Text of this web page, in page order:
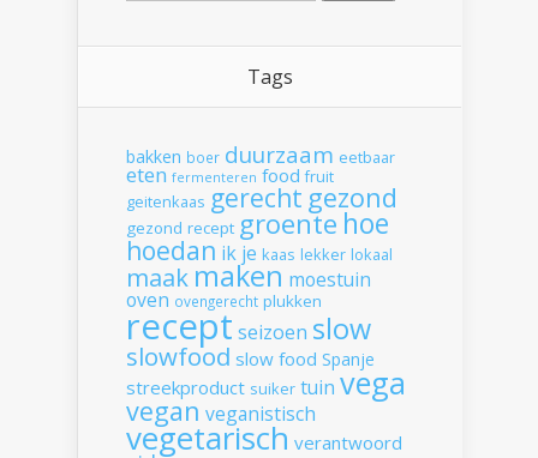
Tags
bakken boer duurzaam eetbaar
eten fermenteren food fruit
geitenkaas gerecht gezond
gezond recept groente hoe
hoedan ik je kaas lekker lokaal
maak maken moestuin
oven ovengerecht plukken
recept seizoen slow
slowfood slow food Spanje
streekproduct suiker tuin vega
vegan veganistisch
vegetarisch verantwoord